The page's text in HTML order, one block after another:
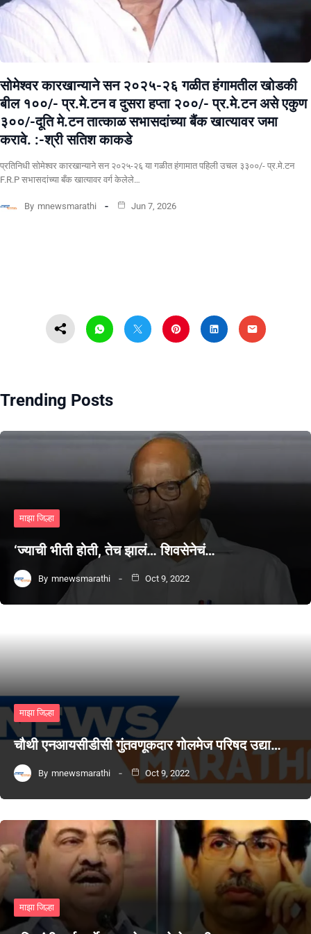
सोमेश्वर कारखान्याने सन २०२५-२६ गळीत हंगामतील खोडकी
बील १००/- प्र.मे.टन व दुसरा हप्ता २००/- प्र.मे.टन असे एकुण
३००/-दूति मे.टन तात्काळ सभासदांच्या बैंक खात्यावर जमा
करावे. :-श्री सतिश काकडे
प्रतिनिधी सोमेश्वर कारखान्याने सन २०२५-२६ या गळीत हंगामात पहिली उचल ३३००/- प्र.मे.टन
F.R.P सभासदांच्या बँक खात्यावर वर्ग केलेले…
By mnewsmarathi Jun 7, 2026
Trending Posts
माझा जिल्हा
‘ज्याची भीती होती, तेच झालं… शिवसेनेचं…
By mnewsmarathi Oct 9, 2022
माझा जिल्हा
चौथी एनआयसीडीसी गुंतवणूकदार गोलमेज परिषद उद्या…
By mnewsmarathi Oct 9, 2022
माझा जिल्हा